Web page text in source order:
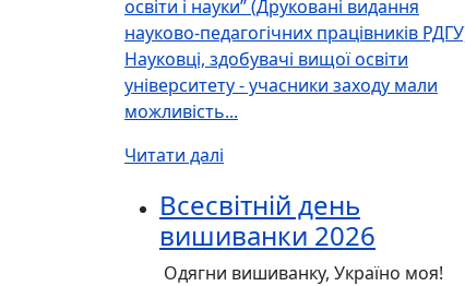
освіти і науки” (Друковані видання
науково-педагогічних працівників
Науковці, здобувачі вищої освіти
університету - учасники заходу мали
можливість...
Читати далі
Всесвітній день
вишиванки 2026
Одягни вишиванку, Україно моя!